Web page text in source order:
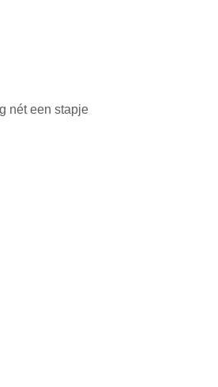
nét een stapje